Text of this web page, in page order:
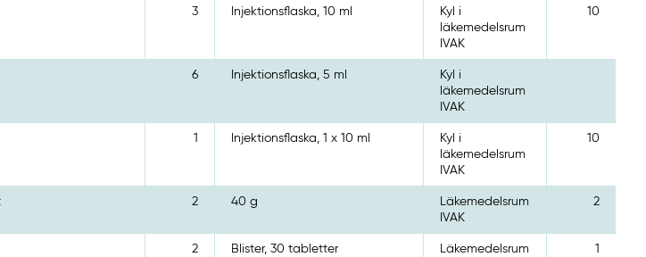
3 Injektionsflaska, 10 ml
Kyl i
läkemedelsrum
IVAK
10
6 Injektionsflaska, 5 ml
Kyl i
läkemedelsrum
IVAK
1 Injektionsflaska, 1 x 10 ml
Kyl i
läkemedelsrum
IVAK
10
2 40 g
Läkemedelsrum
IVAK
2
2 Blister, 30 tabletter
Läkemedelsrum
1